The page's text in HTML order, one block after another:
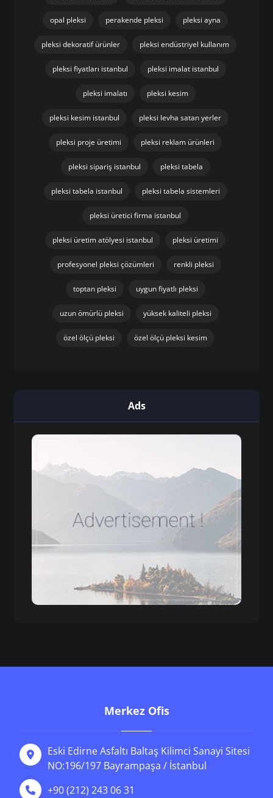
opal pleksi perakende pleksi pleksi ayna
pleksi dekoratif ürünler pleksi endüstriyel kullanım
pleksi fiyatları istanbul pleksi imalat istanbul
pleksi imalatı pleksi kesim
pleksi kesim istanbul pleksi levha satan yerler
pleksi proje üretimi pleksi reklam ürünleri
pleksi sipariş istanbul pleksi tabela
pleksi tabela istanbul pleksi tabela sistemleri
pleksi üretici firma istanbul
pleksi üretim atölyesi istanbul pleksi üretimi
profesyonel pleksi çözümleri renkli pleksi
toptan pleksi uygun fiyatlı pleksi
uzun ömürlü pleksi yüksek kaliteli pleksi
özel ölçü pleksi özel ölçü pleksi kesim
Ads
Merkez Ofis
Eski Edirne Asfaltı Baltaş Kilimci Sanayi Sitesi
NO:196/197 Bayrampaşa / İstanbul
+90 (212) 243 06 31